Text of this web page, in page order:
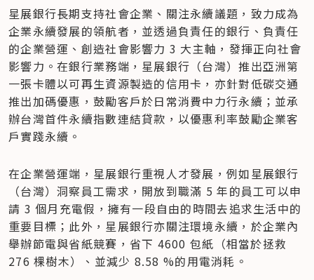
星展銀行長期支持社會企業、關注永續議題，致力成為
企業永續發展的領航者，並透過負責任的銀行、負責任
的企業營運、創造社會影響力 3 大主軸，發揮正向社會
影響力。在銀行業務端，星展銀行（台灣）推出亞洲第
一張卡體以可再生資源製造的信用卡，亦針對低碳交通
推出加碼優惠，鼓勵客戶於日常消費中力行永續；並承
辦台灣首件永續指數連結貸款，以優惠利率鼓勵企業客
戶實踐永續。
在企業營運端，星展銀行重視人才發展，例如星展銀行
（台灣）洞察員工需求，開放到職滿 5 年的員工可以申
請 3 個月充電假，擁有一段自由的時間去追求生活中的
重要目標；此外，星展銀行亦關注環境永續，於企業內
舉辦節電與省紙競賽，省下 4600 包紙（相當於拯救
276 棵樹木）、並減少 8.58 %的用電消耗。